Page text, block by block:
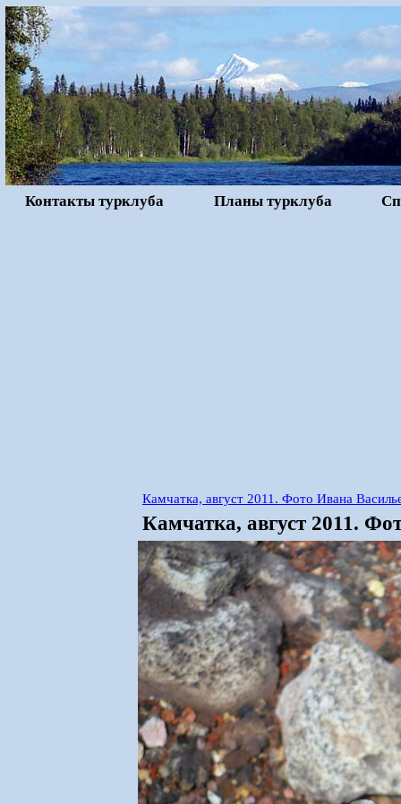
Контакты турклуба Планы турклуба
Камчатка, август 2011. Фото Ивана
Камчатка, август 2011.